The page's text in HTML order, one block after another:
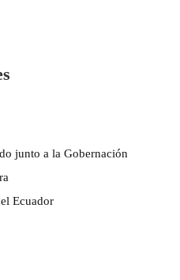
junto a la Gobernación
Ecuador